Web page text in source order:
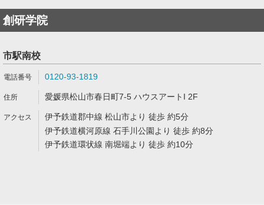
創研学院
市駅南校
0120-93-1819
愛媛県松山市春日町7-5 ハウスアートI 2F
伊予鉄道郡中線 松山市より 徒歩 約5分
伊予鉄道横河原線 石手川公園より 徒歩 約8分
伊予鉄道環状線 南堀端より 徒歩 約10分